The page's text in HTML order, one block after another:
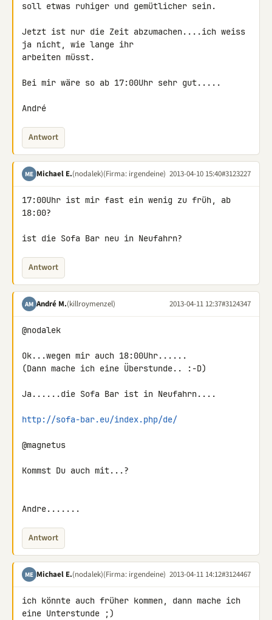
soll etwas ruhiger und gemütlicher sein.
Jetzt ist nur die Zeit abzumachen....ich weiss
ja nicht, wie lange ihr
arbeiten müsst.
Bei mir wäre so ab 17:00Uhr sehr gut.....
André
Antwort
ME Michael E.(nodalek)(Firma: irgendeine) 2013-04-10 15:40#3123227
17:00Uhr ist mir fast ein wenig zu früh, ab
18:00?
ist die Sofa Bar neu in Neufahrn?
Antwort
AM André M.(killroymenzel) 2013-04-11 12:37#3124347
@nodalek
Ok...wegen mir auch 18:00Uhr......
(Dann mache ich eine Überstunde.. :-D)
Ja......die Sofa Bar ist in Neufahrn....
http://sofa-bar.eu/index.php/de/
@magnetus
Kommst Du auch mit...?
Andre.......
Antwort
ME Michael E.(nodalek)(Firma: irgendeine) 2013-04-11 14:12#3124467
ich könnte auch früher kommen, dann mache ich
eine Unterstunde ;)